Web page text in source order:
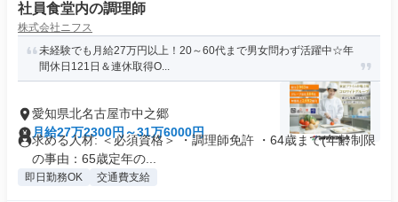
社員食堂内の調理師
株式会社ニフス
未経験でも月給27万円以上！20～60代まで男女問わず活躍中☆年
間休日121日＆連休取得O...
愛知県北名古屋市中之郷
月給27万2300円～31万6000円
求める人材: ＜必須資格＞ ・調理師免許 ・64歳まで(年齢制限
の事由：65歳定年の...
即日勤務OK 交通費支給